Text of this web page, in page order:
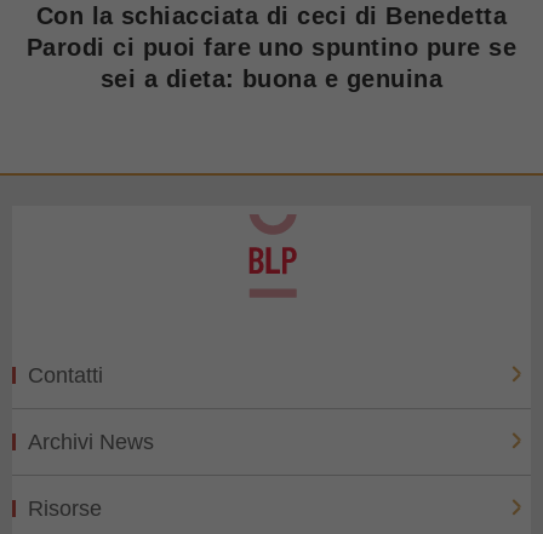
Con la schiacciata di ceci di Benedetta
Parodi ci puoi fare uno spuntino pure se
sei a dieta: buona e genuina
Contatti
Archivi News
Risorse